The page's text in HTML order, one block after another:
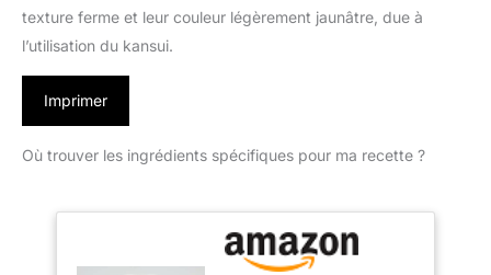
texture ferme et leur couleur légèrement jaunâtre, due à
l’utilisation du kansui.
Imprimer
Où trouver les ingrédients spécifiques pour ma recette ?